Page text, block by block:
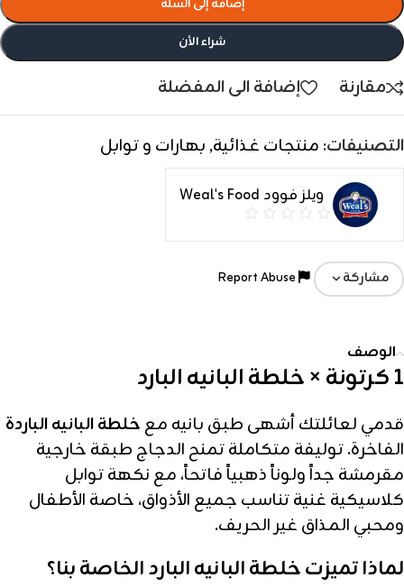
إضافة إلى السلة
شراء الأن
مقارنة إضافة الى المفضلة
التصنيفات: منتجات غذائية, بهارات و توابل
ويلز فوود Weal's Food
مشاركة
الوصف
1 كرتونة × خلطة البانيه البارد
قدمي لعائلتك أشهى طبق بانيه مع خلطة البانيه الباردة
الفاخرة. توليفة متكاملة تمنح الدجاج طبقة خارجية
مقرمشة جداً ولوناً ذهبياً فاتحاً، مع نكهة توابل
كلاسيكية غنية تناسب جميع الأذواق، خاصة الأطفال
ومحبي المذاق غير الحريف.
لماذا تميزت خلطة البانيه البارد الخاصة بنا؟